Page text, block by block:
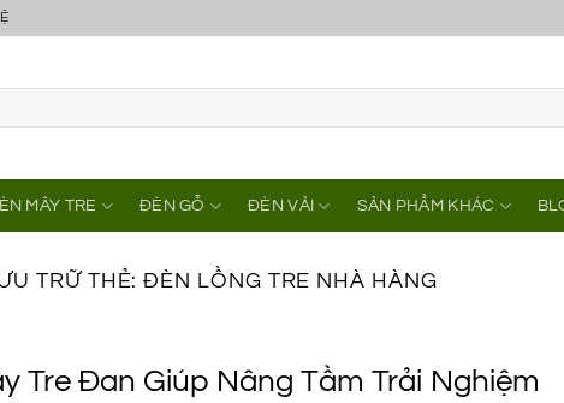
MÂY TRE ĐÈN GỖ ĐÈN VẢI SẢN PHẨM KHÁC
TRỮ THẺ:ĐÈN LỒNG TRE NHÀ HÀNG
Tre Đan Giúp Nâng Tầm Trải Nghiệm